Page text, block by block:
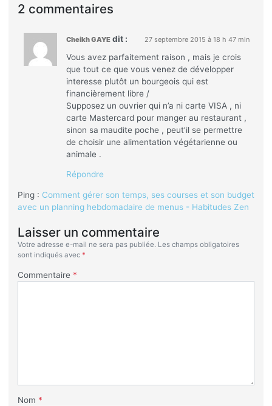
2 commentaires
Cheikh GAYE dit : 27 septembre 2015 à 18 h 47 min
Vous avez parfaitement raison , mais je crois
que tout ce que vous venez de développer
interesse plutôt un bourgeois qui est
financièrement libre /
Supposez un ouvrier qui n’a ni carte VISA , ni
carte Mastercard pour manger au restaurant ,
sinon sa maudite poche , peut’il se permettre
de choisir une alimentation végétarienne ou
animale .
Répondre
Ping : Comment gérer son temps, ses courses et son budget
avec un planning hebdomadaire de menus - Habitudes Zen
Laisser un commentaire
Votre adresse e-mail ne sera pas publiée. Les champs obligatoires
sont indiqués avec *
Commentaire *
Nom *